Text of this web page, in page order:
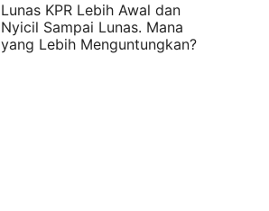
Lunas KPR Lebih Awal dan
Nyicil Sampai Lunas. Mana
yang Lebih Menguntungkan?